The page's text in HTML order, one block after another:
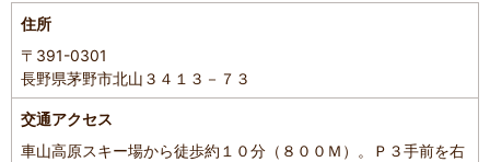
住所
〒391-0301
長野県茅野市北山３４１３－７３
交通アクセス
車山高原スキー場から徒歩約１０分（８００Ｍ）。Ｐ３手前を右